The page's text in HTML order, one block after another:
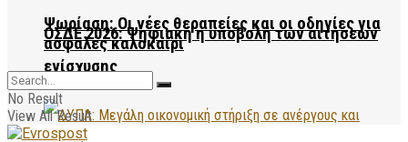
ΟΣΔΕ 2026: Ψηφιακή η υποβολή των αιτήσεων
ενίσχυσης
Ψωρίαση: Οι νέες θεραπείες και οι οδηγίες για
ασφαλές καλοκαίρι
No Result
View All Result